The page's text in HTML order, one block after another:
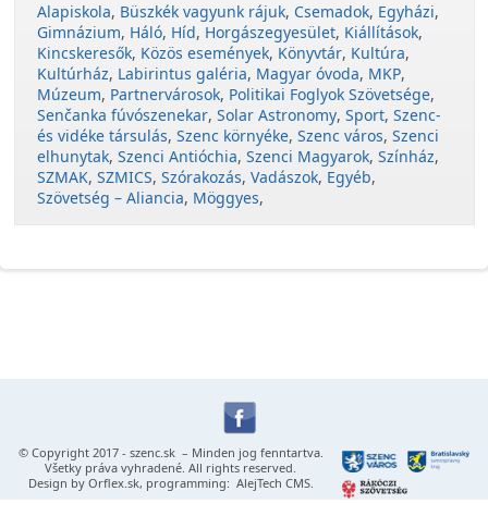
Alapiskola, Büszkék vagyunk rájuk, Csemadok, Egyházi,
Gimnázium, Háló, Híd, Horgászegyesület, Kiállítások,
Kincskeresők, Közös események, Könyvtár, Kultúra,
Kultúrház, Labirintus galéria, Magyar óvoda, MKP,
Múzeum, Partnervárosok, Politikai Foglyok Szövetsége,
Senčanka fúvószenekar, Solar Astronomy, Sport, Szenc-
és vidéke társulás, Szenc környéke, Szenc város, Szenci
elhunytak, Szenci Antióchia, Szenci Magyarok, Színház,
SZMAK, SZMICS, Szórakozás, Vadászok, Egyéb,
Szövetség – Aliancia, Möggyes,
© Copyright 2017 - szenc.sk– Minden jog fenntartva.
Všetky práva vyhradené. All rights reserved.
Design by Orflex.sk, programming: AlejTech CMS.